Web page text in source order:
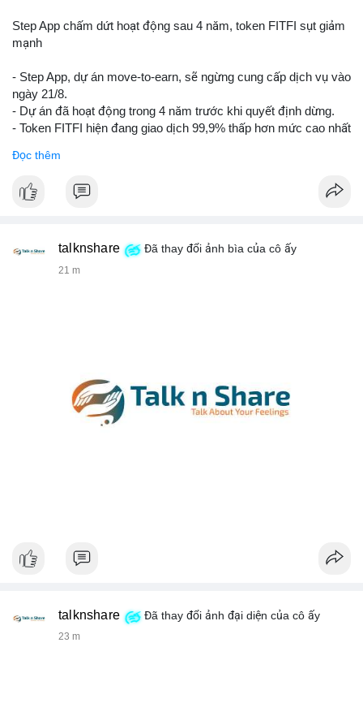
Step App chấm dứt hoạt động sau 4 năm, token FITFI sụt giảm
mạnh
- Step App, dự án move‑to‑earn, sẽ ngừng cung cấp dịch vụ vào
ngày 21/8.
- Dự án đã hoạt động trong 4 năm trước khi quyết định dừng.
- Token FITFI hiện đang giao dịch 99,9% thấp hơn mức cao nhất
#vlikevn #titanbot
Đọc thêm
talknshare Đã thay đổi ảnh bìa của cô ấy
21 m
talknshare Đã thay đổi ảnh đại diện của cô ấy
23 m